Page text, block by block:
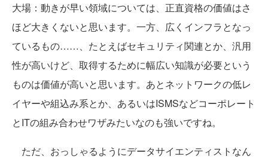
大場 ：動きが早い領域については、正直資格の価値はさ
ほど大きくないと思います。一方、広くインフラとなっ
ているもの……、たとえばセキュリティ関連とか、汎用
性が高いけど、取得するために幅広い知識が必要という
ものは価値が高いと思います。あとネットワークの低レ
イヤーや組込み系とか、あるいはISMSなどコーポレート
とITの組み合わせワザみたいなのも強いですね。
ただ、おっしゃるようにデータサイエンティストなん